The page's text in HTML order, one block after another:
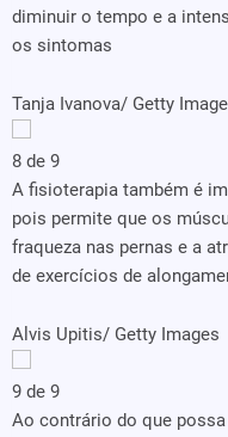
diminuir o tempo e a
os sintomas
Tanja Ivanova/ Getty
8 de 9
A fisioterapia também é
pois permite que os
fraqueza nas pernas e a
de exercícios de
Alvis Upitis/ Getty Images
9 de 9
Ao contrário do que